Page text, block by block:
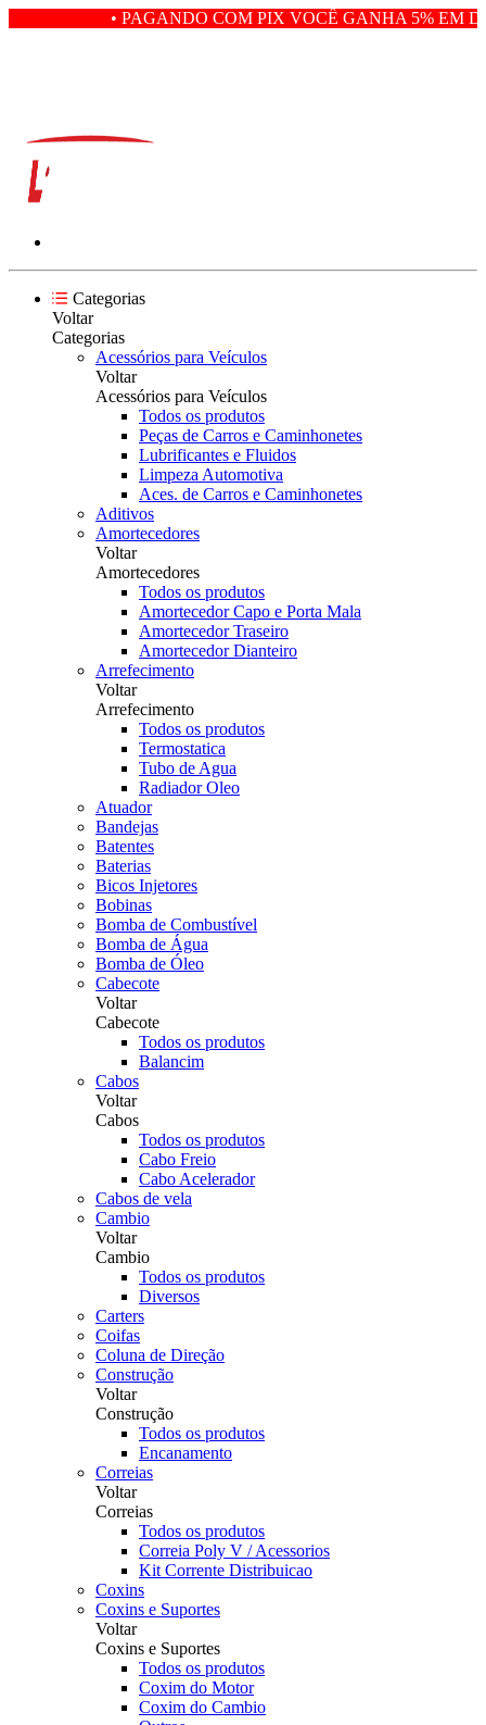
• PAGANDO COM PIX VOCÊ GANHA 5% EM
Categorias
Voltar
Categorias
Acessórios para Veículos
Voltar
Acessórios para Veículos
Todos os produtos
Peças de Carros e Caminhonetes
Lubrificantes e Fluidos
Limpeza Automotiva
Aces. de Carros e Caminhonetes
Aditivos
Amortecedores
Voltar
Amortecedores
Todos os produtos
Amortecedor Capo e Porta Mala
Amortecedor Traseiro
Amortecedor Dianteiro
Arrefecimento
Voltar
Arrefecimento
Todos os produtos
Termostatica
Tubo de Agua
Radiador Oleo
Atuador
Bandejas
Batentes
Baterias
Bicos Injetores
Bobinas
Bomba de Combustível
Bomba de Água
Bomba de Óleo
Cabecote
Voltar
Cabecote
Todos os produtos
Balancim
Cabos
Voltar
Cabos
Todos os produtos
Cabo Freio
Cabo Acelerador
Cabos de vela
Cambio
Voltar
Cambio
Todos os produtos
Diversos
Carters
Coifas
Coluna de Direção
Construção
Voltar
Construção
Todos os produtos
Encanamento
Correias
Voltar
Correias
Todos os produtos
Correia Poly V / Acessorios
Kit Corrente Distribuicao
Coxins
Coxins e Suportes
Voltar
Coxins e Suportes
Todos os produtos
Coxim do Motor
Coxim do Cambio